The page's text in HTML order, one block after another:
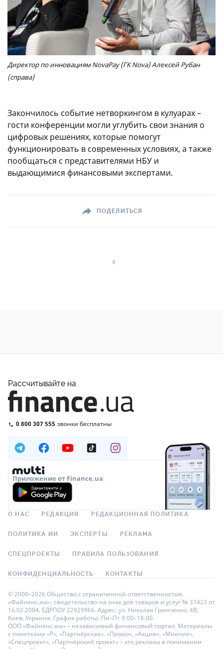
Директор по инновациям NovaPay (ГК Nova) Алексей Рубан
(справа)
Закончилось событие нетворкингом в кулуарах –
гости конференции могли углубить свои знания о
цифровых решениях, которые помогут
функционировать в современных условиях, а также
пообщаться с представителями НБУ и
выдающимися финансовыми экспертами.
ПОДЕЛИТЬСЯ
Рассчитывайте на
0 800 307 555 звонки бесплатны
Приложение от Finance.ua
О НАС РЕДАКЦИЯ РЕДАКЦИОННАЯ ПОЛИТИКА
ПОЛИТИКА ИИ ЭКСПЕРТЫ РЕКЛАМА
СПЕЦПРОЕКТЫ ПРАВИЛА ПОЛЬЗОВАНИЯ
КОНФИДЕНЦИАЛЬНОСТЬ КОНТАКТЫ
© 2000–2026 Общество с ограниченной ответственностью
«Файненс.юа», свидетельство на знак для товаров и услуг № 37423 от
16.02.2004, ЕДРПОУ 22929966. Адрес: ул. Николая Гринченко, 4В,
Киев, Украина. График работы: Пн–Пт 9:00–18:00.
ООО «Файненс.юа» – независимый финансовый портал. Материалы
с пометками «Р», «Партнёрская», «Промо», «Акция», «Мнение»,
«Спецпроект», «Партнёрский проект» – это реклама в понимании